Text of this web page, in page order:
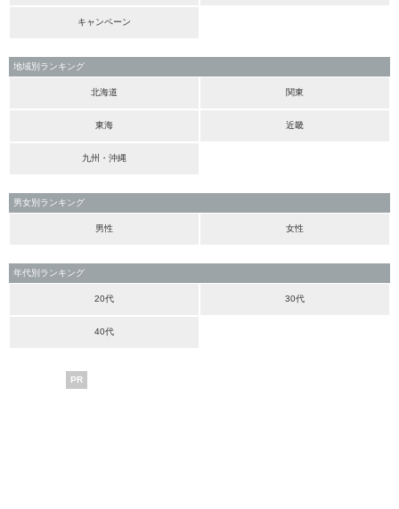
キャンペーン
地域別ランキング
北海道 関東
東海 近畿
九州・沖縄
男女別ランキング
男性 女性
年代別ランキング
20代 30代
40代
PR